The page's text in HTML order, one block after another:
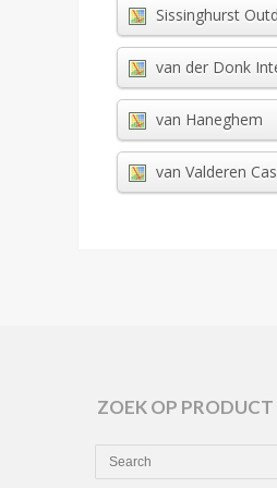
Sissinghurst
van der Donk
van Haneghem
van Valderen
ZOEK OP PRODUCT